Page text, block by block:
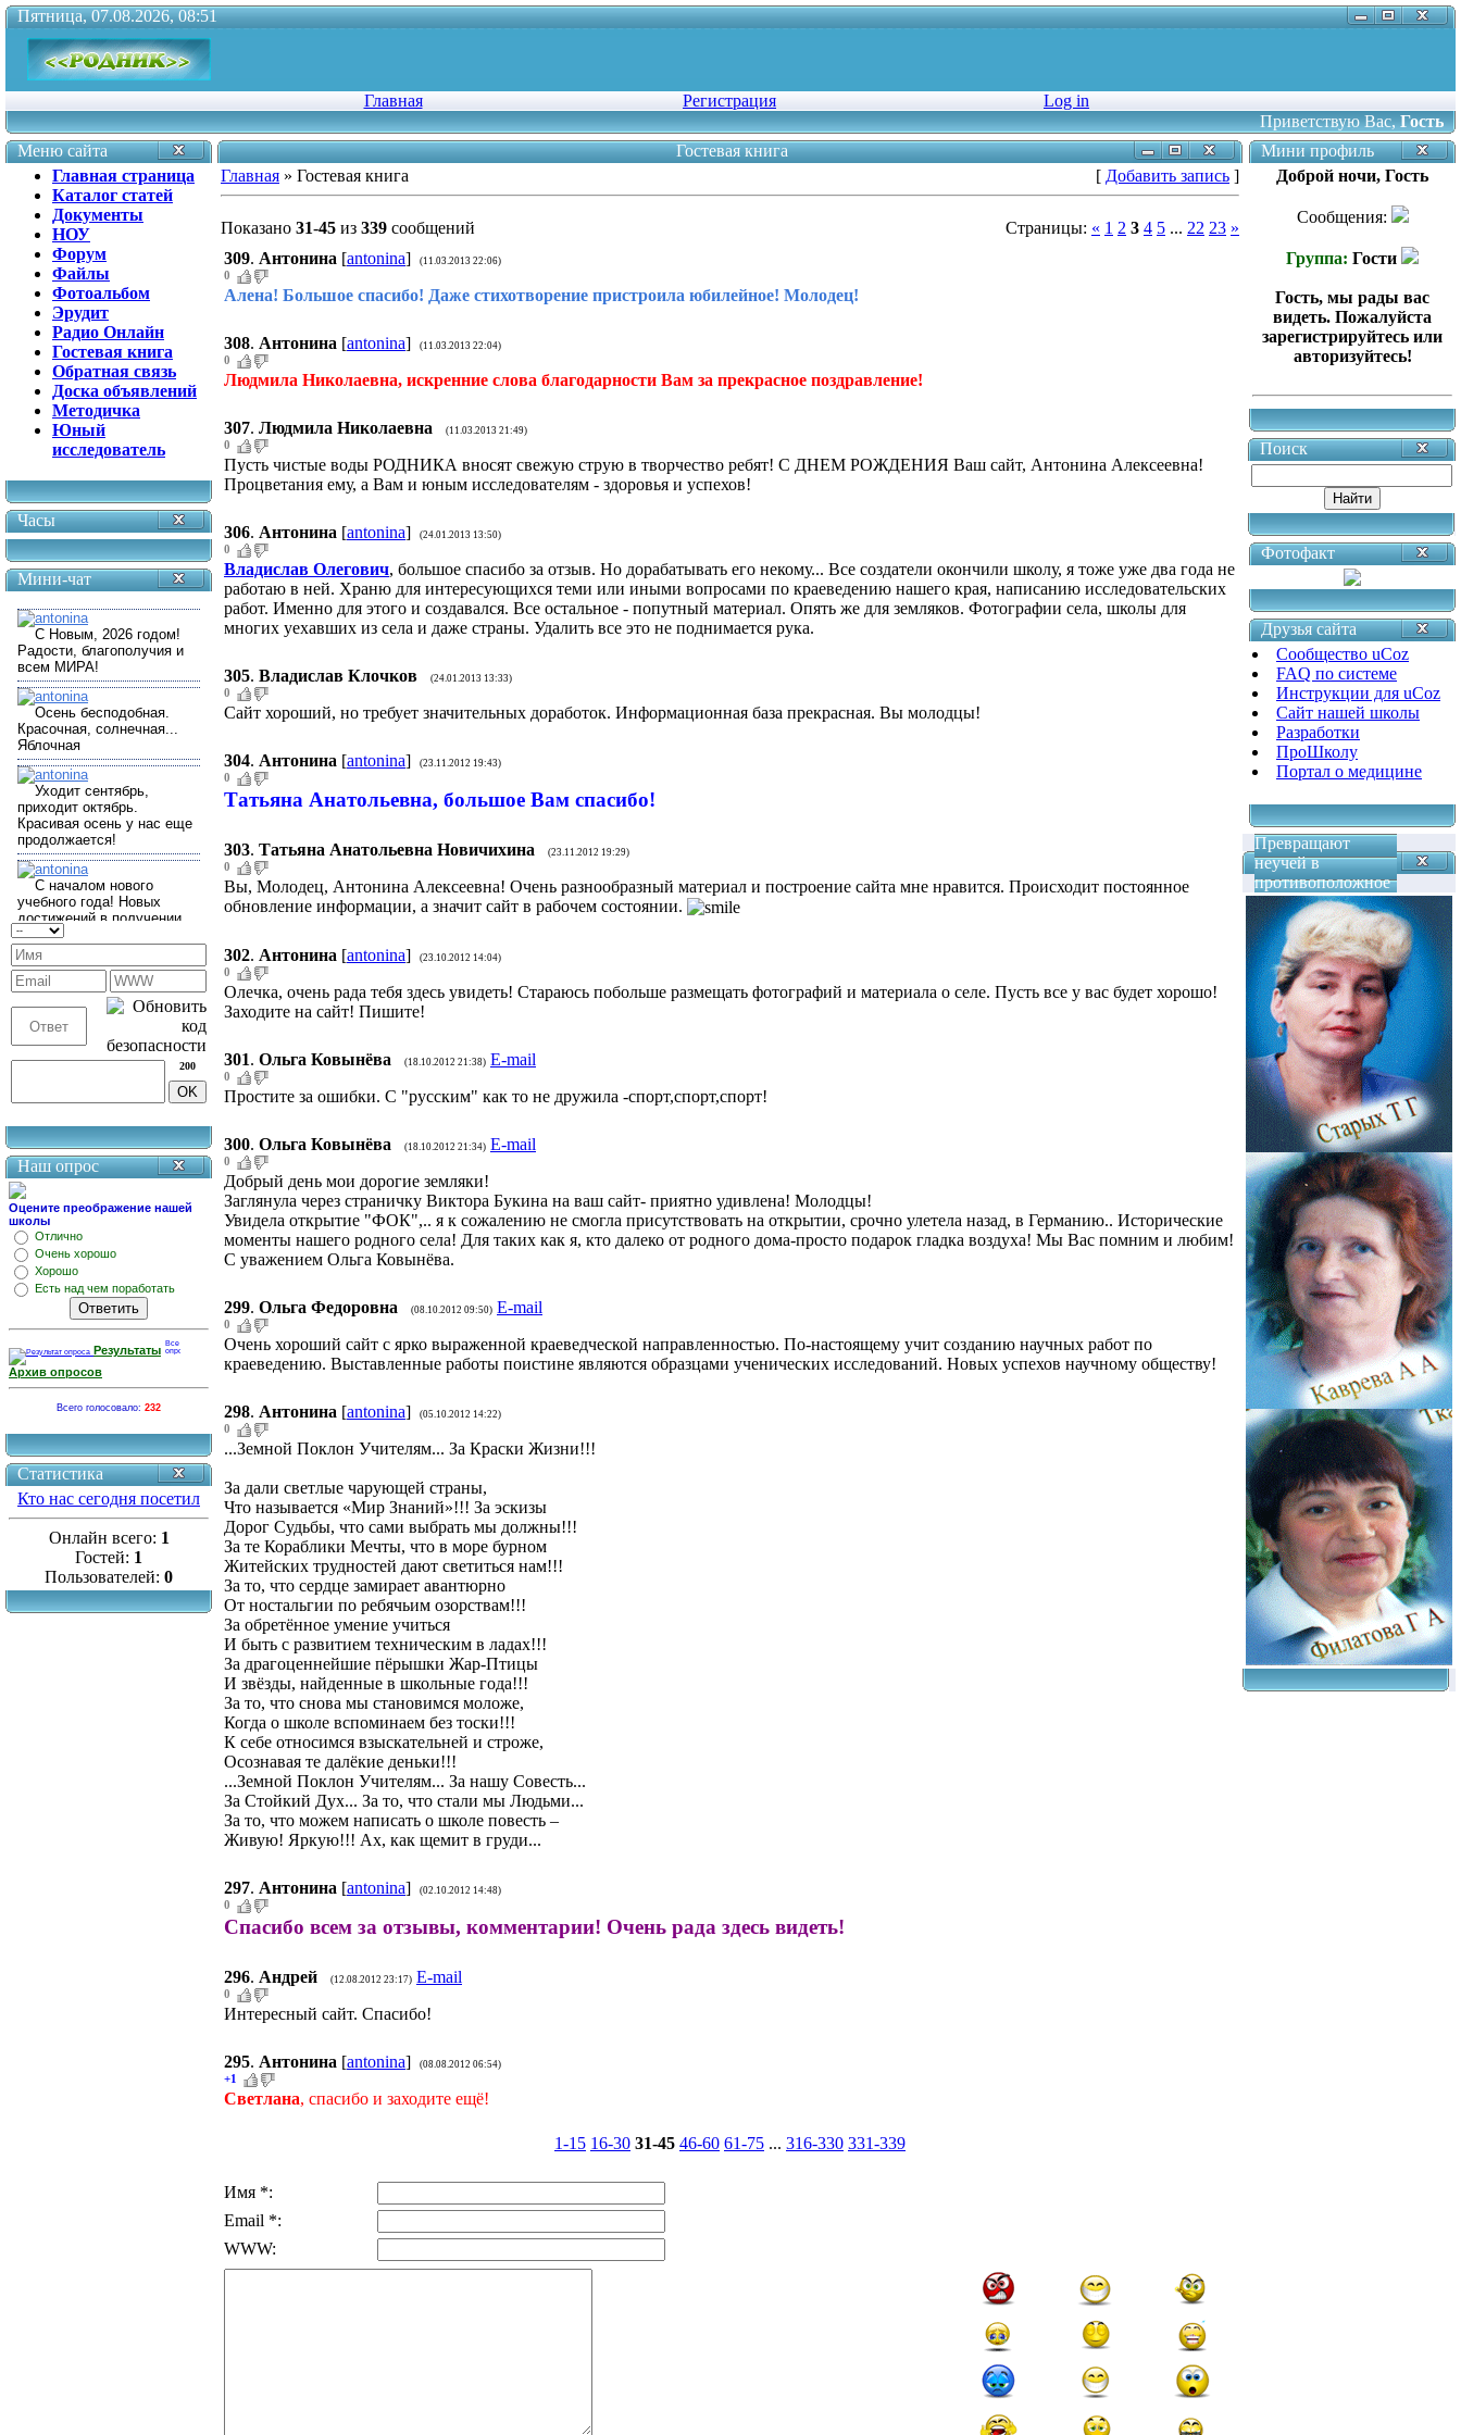
Пятница, 07.08.2026, 08:51
Главная Регистрация
Log in
Приветствую Вас,Гость
Меню сайта
Главная страница
Каталог статей
Документы
НОУ
Форум
Файлы
Фотоальбом
Эрудит
Радио Онлайн
Гостевая книга
Обратная связь
Доска объявлений
Методичка
Юный
исследователь
Часы
Мини-чат
200
Наш опрос
Оцените преображение нашей
школы
Отлично
Очень хорошо
Хорошо
Есть над чем поработать
Результаты
Архив опросов
Всего голосовало: 232
Статистика
Кто нас сегодня посетил
Онлайн всего: 1
Гостей: 1
Пользователей: 0
Гостевая книга
Главная » Гостевая книга [ Добавить запись ]
Страницы: « 1 2 3 4 5 ... 22 23 »
Показано 31-45 из 339 сообщений
309. Антонина [antonina] (11.03.2013 22:06)
0
Алена! Большое спасибо! Даже стихотворение пристроила юбилейное! Молодец!
308. Антонина [antonina] (11.03.2013 22:04)
0
Людмила Николаевна, искренние слова благодарности Вам за прекрасное поздравление!
307. Людмила Николаевна (11.03.2013 21:49)
0
Пусть чистые воды РОДНИКА вносят свежую струю в творчество ребят! С ДНЕМ РОЖДЕНИЯ Ваш сайт, Антонина Алексеевна!
Процветания ему, а Вам и юным исследователям - здоровья и успехов!
306. Антонина [antonina] (24.01.2013 13:50)
0
Владислав Олегович, большое спасибо за отзыв. Но дорабатывать его некому... Все создатели окончили школу, я тоже уже два года не
работаю в ней. Храню для интересующихся теми или иными вопросами по краеведению нашего края, написанию исследовательских
работ. Именно для этого и создавался. Все остальное - попутный материал. Опять же для земляков. Фотографии села, школы для
многих уехавших из села и даже страны. Удалить все это не поднимается рука.
305. Владислав Клочков (24.01.2013 13:33)
0
Сайт хороший, но требует значительных доработок. Информационная база прекрасная. Вы молодцы!
304. Антонина [antonina] (23.11.2012 19:43)
0
Татьяна Анатольевна, большое Вам спасибо!
303. Татьяна Анатольевна Новичихина (23.11.2012 19:29)
0
Вы, Молодец, Антонина Алексеевна! Очень разнообразный материал и построение сайта мне нравится. Происходит постоянное
обновление информации, а значит сайт в рабочем состоянии.
302. Антонина [antonina] (23.10.2012 14:04)
0
Олечка, очень рада тебя здесь увидеть! Стараюсь побольше размещать фотографий и материала о селе. Пусть все у вас будет хорошо!
Заходите на сайт! Пишите!
301. Ольга Ковынёва (18.10.2012 21:38) E-mail
0
Простите за ошибки. С "русским" как то не дружила -спорт,спорт,спорт!
300. Ольга Ковынёва (18.10.2012 21:34) E-mail
0
Добрый день мои дорогие земляки!
Заглянула через страничку Виктора Букина на ваш сайт- приятно удивлена! Молодцы!
Увидела открытие "ФОК",.. я к сожалению не смогла присутствовать на открытии, срочно улетела назад, в Германию.. Исторические
моменты нашего родного села! Для таких как я, кто далеко от родного дома-просто подарок гладка воздуха! Мы Вас помним и любим!
С уважением Ольга Ковынёва.
299. Ольга Федоровна (08.10.2012 09:50) E-mail
0
Очень хороший сайт с ярко выраженной краеведческой направленностью. По-настоящему учит созданию научных работ по
краеведению. Выставленные работы поистине являются образцами ученических исследований. Новых успехов научному обществу!
298. Антонина [antonina] (05.10.2012 14:22)
0
...Земной Поклон Учителям... За Краски Жизни!!!
За дали светлые чарующей страны,
Что называется «Мир Знаний»!!! За эскизы
Дорог Судьбы, что сами выбрать мы должны!!!
За те Кораблики Мечты, что в море бурном
Житейских трудностей дают светиться нам!!!
За то, что сердце замирает авантюрно
От ностальгии по ребячьим озорствам!!!
За обретённое умение учиться
И быть с развитием техническим в ладах!!!
За драгоценнейшие пёрышки Жар-Птицы
И звёзды, найденные в школьные года!!!
За то, что снова мы становимся моложе,
Когда о школе вспоминаем без тоски!!!
К себе относимся взыскательней и строже,
Осознавая те далёкие деньки!!!
...Земной Поклон Учителям... За нашу Совесть...
За Стойкий Дух... За то, что стали мы Людьми...
За то, что можем написать о школе повесть –
Живую! Яркую!!! Ах, как щемит в груди...
297. Антонина [antonina] (02.10.2012 14:48)
0
Спасибо всем за отзывы, комментарии! Очень рада здесь видеть!
296. Андрей (12.08.2012 23:17) E-mail
0
Интересный сайт. Спасибо!
295. Антонина [antonina] (08.08.2012 06:54)
+1
Светлана, спасибо и заходите ещё!
1-15 16-30 31-45 46-60 61-75 ... 316-330 331-339
Имя *:
Email *:
WWW:
Мини профиль
Доброй ночи, Гость
Сообщения:
Группа: Гости
Гость, мы рады вас
видеть. Пожалуйста
зарегистрируйтесь или
авторизуйтесь!
Поиск
Фотофакт
Друзья сайта
Сообщество uCoz
FAQ по системе
Инструкции для uCoz
Сайт нашей школы
Разработки
ПроШколу
Портал о медицине
Превращают
неучей в
противоположное